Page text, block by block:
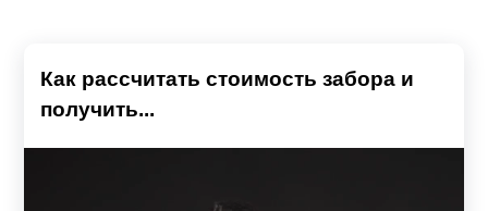
Как рассчитать стоимость забора и
получить...